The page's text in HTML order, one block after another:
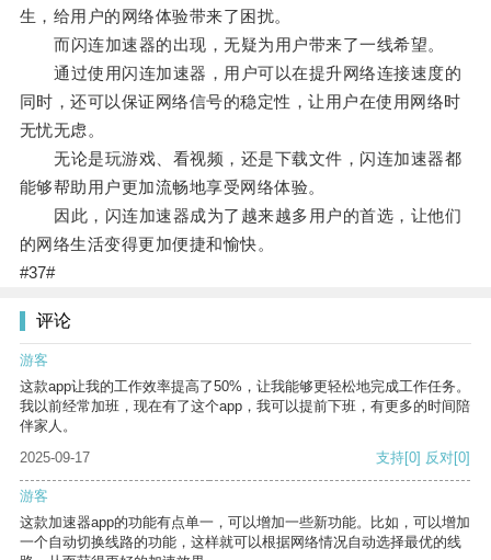
生，给用户的网络体验带来了困扰。
而闪连加速器的出现，无疑为用户带来了一线希望。
通过使用闪连加速器，用户可以在提升网络连接速度的
同时，还可以保证网络信号的稳定性，让用户在使用网络时
无忧无虑。
无论是玩游戏、看视频，还是下载文件，闪连加速器都
能够帮助用户更加流畅地享受网络体验。
因此，闪连加速器成为了越来越多用户的首选，让他们
的网络生活变得更加便捷和愉快。
#37#
评论
游客
这款app让我的工作效率提高了50%，让我能够更轻松地完成工作任务。
我以前经常加班，现在有了这个app，我可以提前下班，有更多的时间陪
伴家人。
2025-09-17
支持[0] 反对[0]
游客
这款加速器app的功能有点单一，可以增加一些新功能。比如，可以增加
一个自动切换线路的功能，这样就可以根据网络情况自动选择最优的线